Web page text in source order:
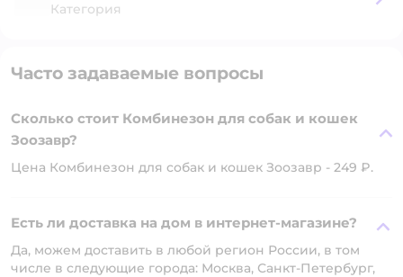
Категория
Часто задаваемые вопросы
Сколько стоит Комбинезон для собак и кошек
Зоозавр?
Цена Комбинезон для собак и кошек Зоозавр - 249 ₽.
Есть ли доставка на дом в интернет-магазине?
Да, можем доставить в любой регион России, в том
числе в следующие города: Москва, Санкт-Петербург,